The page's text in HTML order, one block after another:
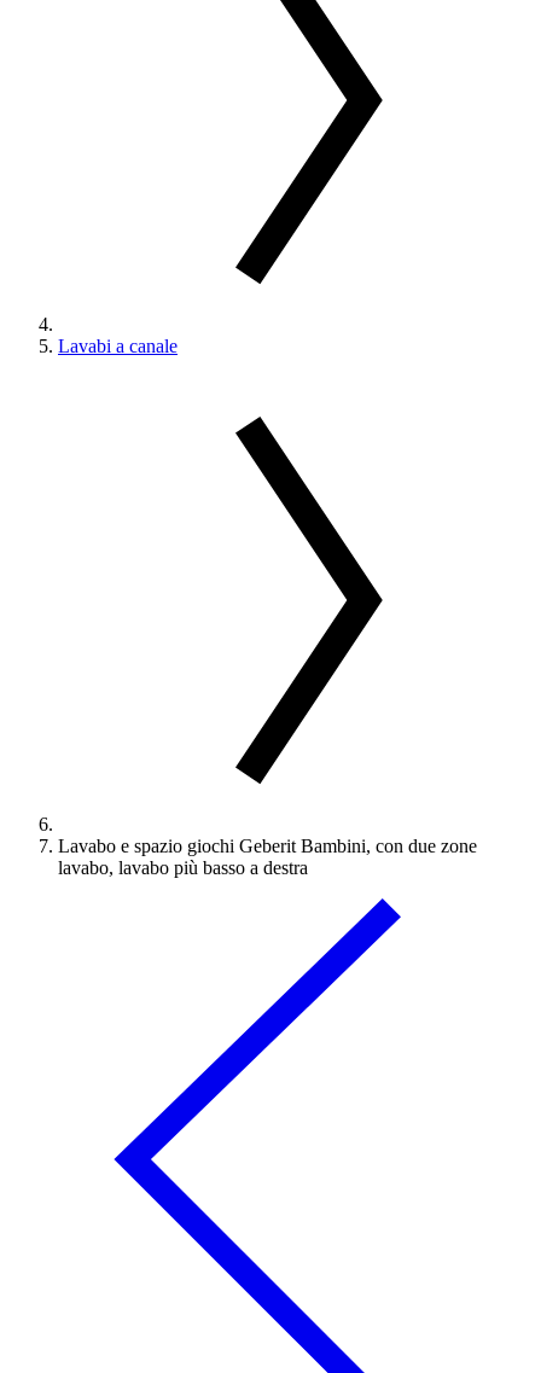
Lavabi a canale
Lavabo e spazio giochi Geberit Bambini, con due zone
lavabo, lavabo più basso a destra